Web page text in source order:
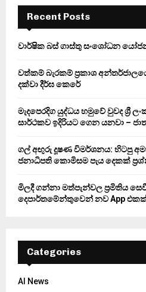
f
r
Recent Posts
වාර්ෂික බස් ගාස්තු සංශෝධන
වත්කම් බැරකම් ප්‍රකාශ
දක්වා දීර්ඝ කෙරේ
මැදපෙරදිග යුද්ධය හමුවේ වුවද ශ්‍රී
සාර්ථකව ඉදිරියට ගෙන යනවා –
ගල් අඟුරු දූෂණ විමර්ශනය: හිටපු
ජනාධිපති කොමිසම පැය දෙකක්
මිලදී ගන්නා මත්පැන්වල ප්‍රමිතිය
දෙපාර්තමේන්තුවෙන් නව App
Categories
AI News